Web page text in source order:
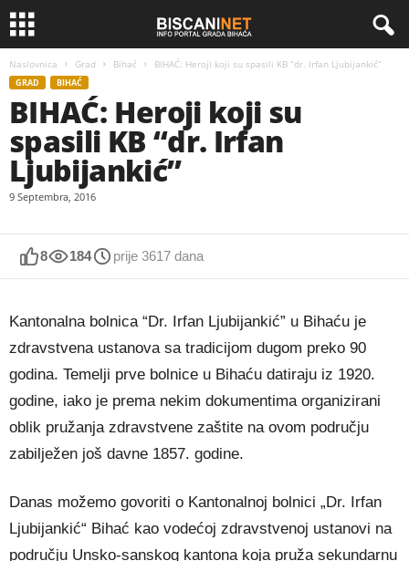
Naslovnica Grad Bihać BIHAĆ: Heroji koji su spasili KB “dr. Irfan Ljubijankić”
GRAD BIHAĆ
BIHAĆ: Heroji koji su
spasili KB “dr. Irfan
Ljubijankić”
9 Septembra, 2016
8 184 prije 3617 dana
Kantonalna bolnica “Dr. Irfan Ljubijankić” u Bihaću je
zdravstvena ustanova sa tradicijom dugom preko 90
godina. Temelji prve bolnice u Bihaću datiraju iz 1920.
godine, iako je prema nekim dokumentima organizirani
oblik pružanja zdravstvene zaštite na ovom području
zabilježen još davne 1857. godine.
Danas možemo govoriti o Kantonalnoj bolnici „Dr. Irfan
Ljubijankić“ Bihać kao vodećoj zdravstvenoj ustanovi na
području Unsko-sanskog kantona koja pruža sekundarnu